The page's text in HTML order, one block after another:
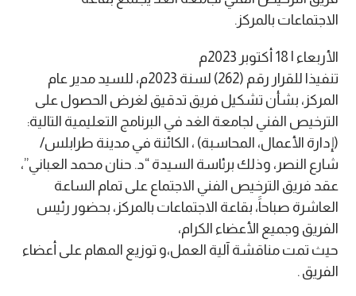
الاجتماعات بالمركز.
الأربعاء | 18 أكتوبر 2023م
تنفيذا للقرار رقم (262) لسنة 2023م، للسيد مدير عام
المركز، بشأن تشكيل فريق تدقيق لغرض الحصول على
الترخيص الفني لجامعة الغد في البرنامج التعليمية التالية:
(إدارة الأعمال، المحاسبة) ، الكائنة في مدينة طرابلس/
شارع النصر، وذلك برئاسة السيدة “د. حنان محمد العباني”،
عقد فريق الترخيص الفني الاجتماع على تمام الساعة
العاشرة صباحاََ، بقاعة الاجتماعات بالمركز، بحضور رئيس
الفريق وجميع الأعضاء الكرام،
حيث تمت مناقشة آلية العمل،و توزيع المهام على أعضاء
الفريق .